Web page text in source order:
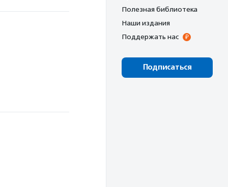
Полезная библиотека
Наши издания
Поддержать нас
Подписаться